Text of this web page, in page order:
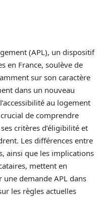
(APL), un dispositif
en France, soulève de
sur son caractère
dans un nouveau
au logement
de comprendre
critères d’éligibilité et
Les différences entre
ainsi que les implications
mettent en
une demande APL dans
les règles actuelles